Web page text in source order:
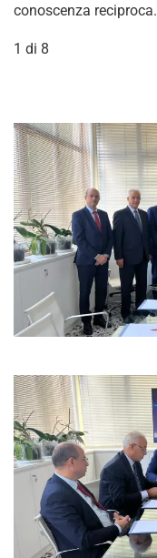
conoscenza reciproca.
1 di 8